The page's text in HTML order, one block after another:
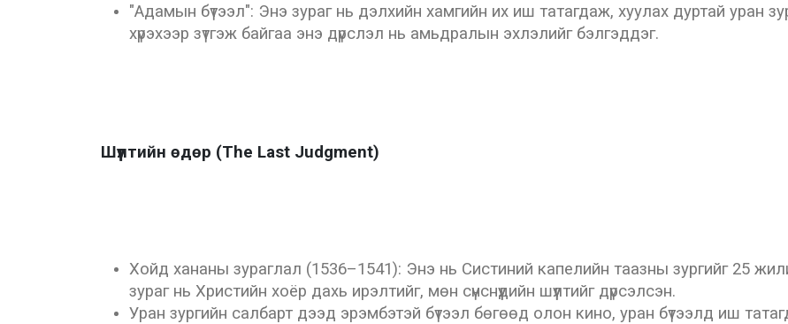
"Адамын бүтээл": Энэ зураг нь дэлхийн хамгийн их иш татагдаж, хуулах дуртай уран
хүрэхээр зүтгэж байгаа энэ дүрслэл нь амьдралын эхлэлийг бэлгэддэг.
Шүүлтийн өдөр (The Last Judgment)
Хойд хананы зураглал (1536–1541): Энэ нь Систиний капелийн таазны зургийг 25
зураг нь Христийн хоёр дахь ирэлтийг, мөн сүнснүүдийн шүүлтийг дүрсэлсэн.
Уран зургийн салбарт дээд эрэмбэтэй бүтээл бөгөөд олон кино, уран бүтээлд иш